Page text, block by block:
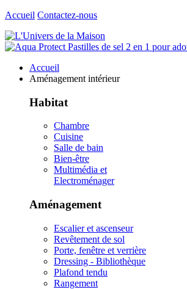
Accueil Contactez-nous
Accueil
Aménagement intérieur
Habitat
Chambre
Cuisine
Salle de bain
Bien-être
Multimédia et
Electroménager
Aménagement
Escalier et ascenseur
Revêtement de sol
Porte, fenêtre et verrière
Dressing - Bibliothèque
Plafond tendu
Rangement